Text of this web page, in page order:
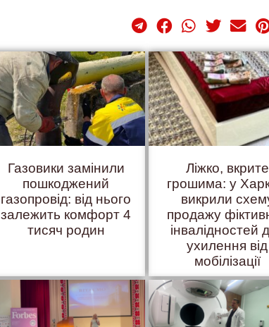
Газовики замінили
пошкоджений
газопровід: від нього
залежить комфорт 4
тисяч родин
Ліжко, вкрите
грошима: у
викрили
продажу
інвалідностей
ухилення від
мобілізації